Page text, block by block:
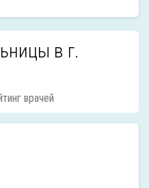
в г.
врачей